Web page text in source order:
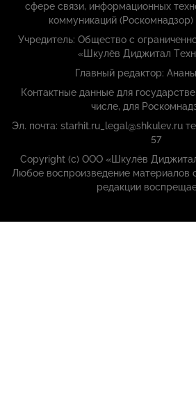
сфере связи, информационных
коммуникаций (Роскомнадзор)
Учредитель: Общество с
«Шкулёв Диджитал
Главный редактор:
Контактные данные для
числе, для
Эл. почта: starhit.ru_legal@shkulev.ru
57
Copyright (с) ООО «Шкулёв
Любое воспроизведение материалов
редакции